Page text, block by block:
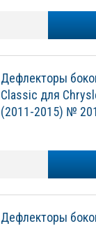
Дефлекторы
Classic для
(2011-2015) №
Дефлекторы